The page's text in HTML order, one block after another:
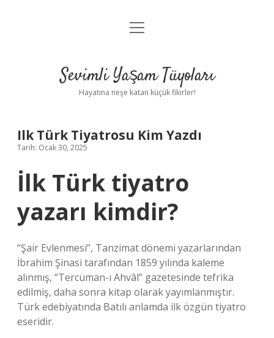
Anasayfa
Yasal Uyarı
menüyü
Sevimli Yaşam Tüyoları
Hayatına neşe katan küçük fikirler!
Ilk Türk Tiyatrosu Kim Yazdı
Tarih: Ocak 30, 2025
İlk Türk tiyatro
yazarı kimdir?
“Şair Evlenmesi”, Tanzimat dönemi yazarlarından
İbrahim Şinasi tarafından 1859 yılında kaleme
alınmış, “Tercüman-ı Ahvâl” gazetesinde tefrika
edilmiş, daha sonra kitap olarak yayımlanmıştır.
Türk edebiyatında Batılı anlamda ilk özgün tiyatro
eseridir.